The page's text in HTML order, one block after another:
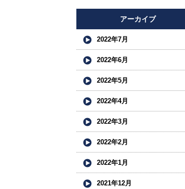
アーカイブ
2022年7月
2022年6月
2022年5月
2022年4月
2022年3月
2022年2月
2022年1月
2021年12月